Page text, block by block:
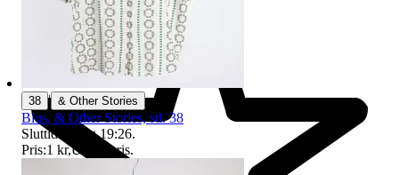
38 | & Other Stories
Blus, & Other Stories, stl. 38
Sluttid 10 aug 19:26.
Pris:1 kr,Utropspris.